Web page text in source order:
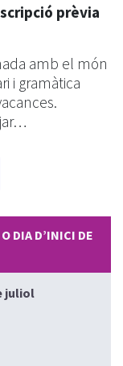
prèvia
amb el món
i gramàtica
DIA D’INICI DE
juliol